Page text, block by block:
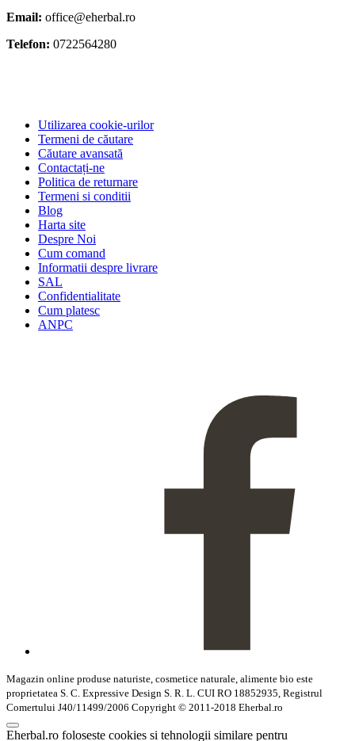
Email: office@eherbal.ro
Telefon: 0722564280
Utilizarea cookie-urilor
Termeni de căutare
Căutare avansată
Contactați-ne
Politica de returnare
Termeni si conditii
Blog
Harta site
Despre Noi
Cum comand
Informatii despre livrare
SAL
Confidentialitate
Cum platesc
ANPC
Magazin online produse naturiste, cosmetice naturale, alimente bio este
proprietatea S. C. Expressive Design S. R. L. CUI RO 18852935, Registrul
Comertului J40/11499/2006 Copyright © 2011-2018 Eherbal.ro
Eherbal.ro foloseste cookies si tehnologii similare pentru